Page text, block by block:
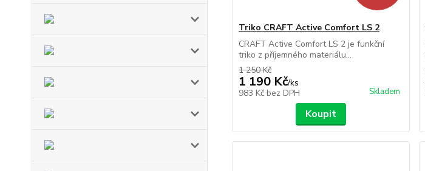
Triko CRAFT Active Comfort LS 2
CRAFT Active Comfort LS 2 je funkční
triko z příjemného materiálu...
1 250 Kč
1 190 Kč/ks
983 Kč bez DPH Skladem
Koupit